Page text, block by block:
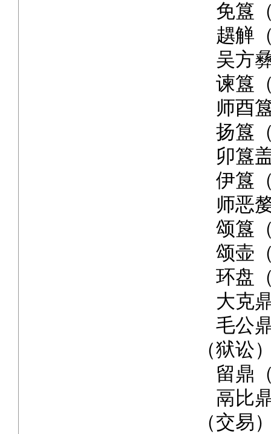
免簋
趩觯
吴方
谏簋
师酉
扬簋
卯簋
伊簋
师恶
颂簋
颂壶
环盘
大克
毛公
（狱讼
留鼎
鬲比
（交易